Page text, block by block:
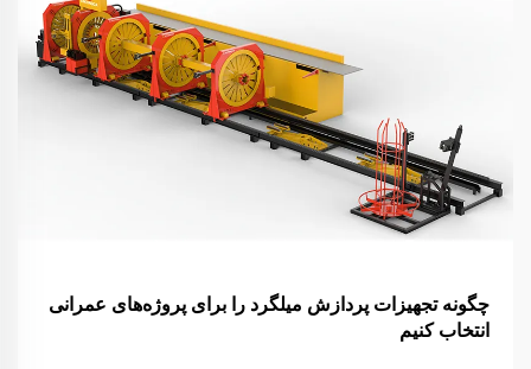
چگونه تجهیزات پردازش میلگرد را برای پروژه‌های عمرانی
انتخاب کنیم